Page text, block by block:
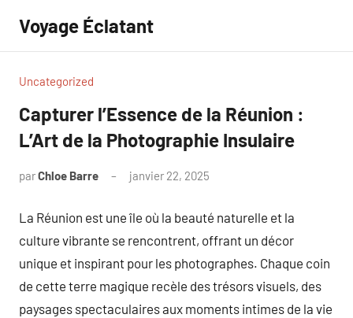
contenu
Voyage Éclatant
Uncategorized
Capturer l’Essence de la Réunion :
L’Art de la Photographie Insulaire
parChloe Barre janvier 22, 2025
La Réunion est une île où la beauté naturelle et la
culture vibrante se rencontrent, offrant un décor
unique et inspirant pour les photographes. Chaque coin
de cette terre magique recèle des trésors visuels, des
paysages spectaculaires aux moments intimes de la vie